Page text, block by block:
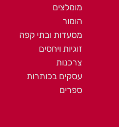
מומלצים
הומור
מסעדות ובתי קפה
זוגיות ויחסים
צרכנות
עסקים בכותרות
ספרים